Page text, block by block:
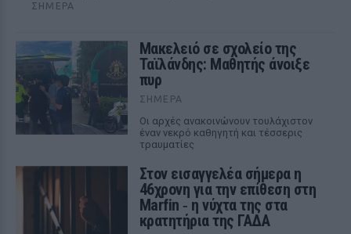
ΣΉΜΕΡΑ
Μακελειό σε σχολείο της
Ταϊλάνδης: Μαθητής άνοιξε
πυρ
ΣΉΜΕΡΑ
Οι αρχές ανακοινώνουν τουλάχιστον
έναν νεκρό καθηγητή και τέσσερις
τραυματίες
Στον εισαγγελέα σήμερα η
46χρονη για την επίθεση στη
Marfin ‑ η νύχτα της στα
κρατητήρια της ΓΑΔΑ